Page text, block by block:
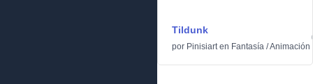
Tildunk
por Pinisiarten Fantasía /Animación